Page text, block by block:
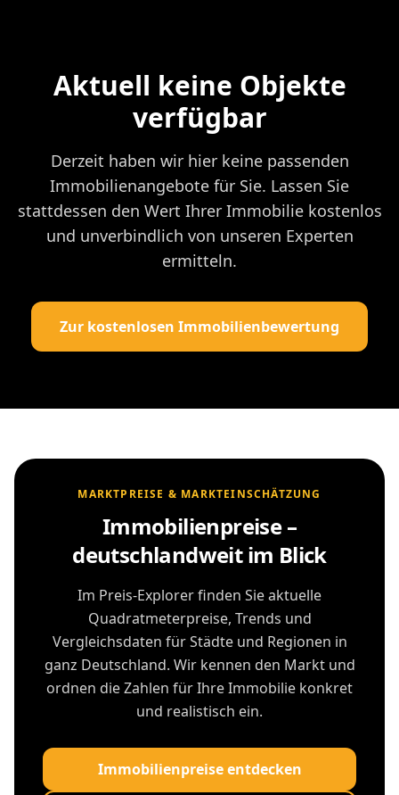
Aktuell keine Objekte
verfügbar
Derzeit haben wir hier keine passenden
Immobilienangebote für Sie. Lassen Sie
stattdessen den Wert Ihrer Immobilie kostenlos
und unverbindlich von unseren Experten
ermitteln.
Zur kostenlosen Immobilienbewertung
MARKTPREISE & MARKTEINSCHÄTZUNG
Immobilienpreise –
deutschlandweit im Blick
Im Preis-Explorer finden Sie aktuelle
Quadratmeterpreise, Trends und
Vergleichsdaten für Städte und Regionen in
ganz Deutschland. Wir kennen den Markt und
ordnen die Zahlen für Ihre Immobilie konkret
und realistisch ein.
Immobilienpreise entdecken